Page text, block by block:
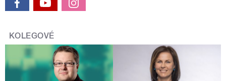
KOLEGOVÉ